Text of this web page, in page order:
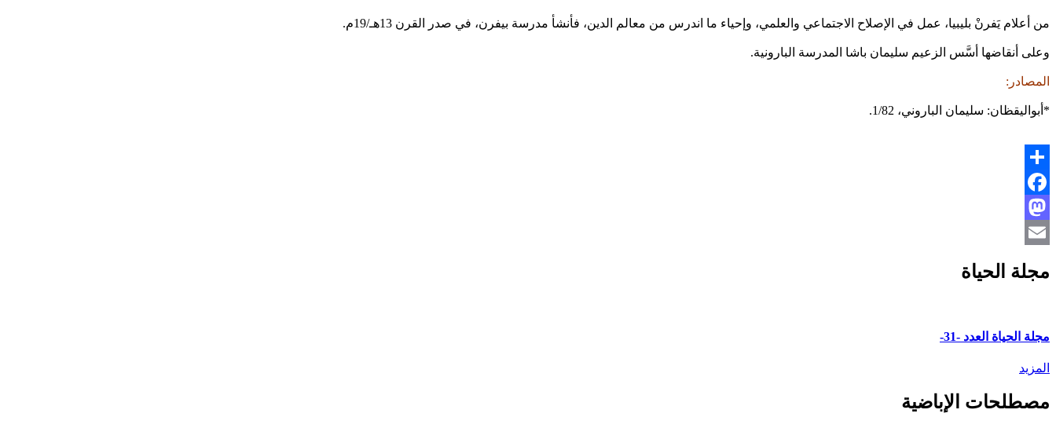
من أعلام يَفرنْ بليبيا، عمل في الإصلاح الاجتماعي والعلمي، وإحياء ما اندرس من معالم الدين، فأنشأ مدرسة بيفرن، في صدر القرن 13هـ/19م.
وعلى أنقاضها أسَّس الزعيم سليمان باشا المدرسة البارونية.
المصادر:
*أبواليقظان: سليمان الباروني، 1/82.
Share
Facebook
Mastodon
مجلة الحياة
مجلة الحياة العدد -31-
المزيد
مصطلحات الإباضية